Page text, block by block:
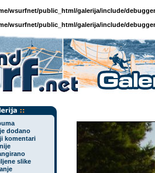
wsurfnet/public_html/galerija/include/
wsurfnet/public_html/galerija/include/
dodano
komentari
slike